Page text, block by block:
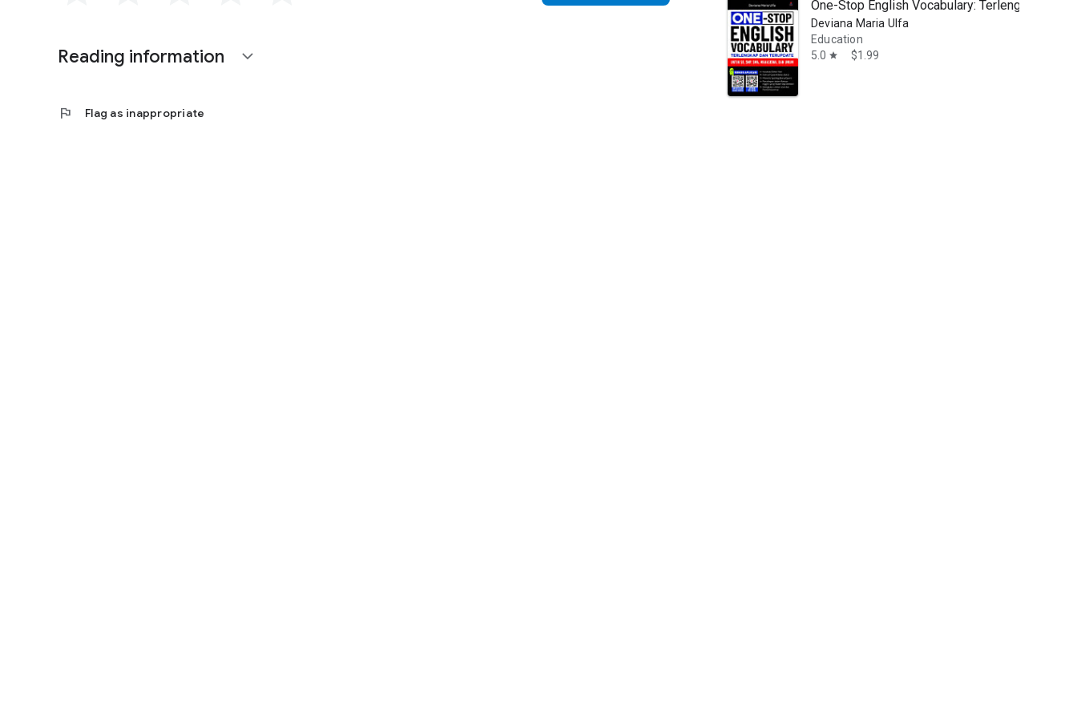
Reading information expand_more
flag Flag as inappropriate
One-Stop English Vocabulary: Terlengkap Dan
Deviana Maria Ulfa
Education
5.0 star $1.99